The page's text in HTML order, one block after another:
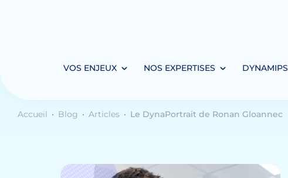
VOS ENJEUX NOS EXPERTISES DYNAMIPS
Accueil Blog Articles Le DynaPortrait de Ronan Gloannec